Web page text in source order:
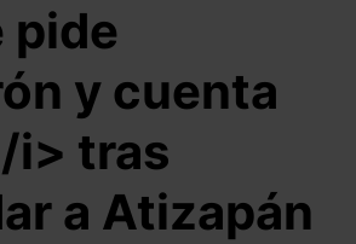
pide
y cuenta
i> tras
a Atizapán